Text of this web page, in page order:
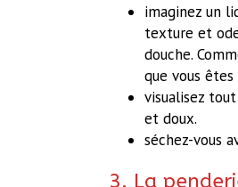
imaginez un
texture et
douche.
que vous
visualisez
et doux.
séchez-vous
3. La